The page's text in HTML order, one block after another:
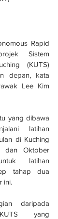
Rapid
Sistem
(KUTS)
depan, kata
Lee Kim
yang dibawa
latihan
di Kuching
dan Oktober
latihan
tahap dua
ini.
daripada
yang